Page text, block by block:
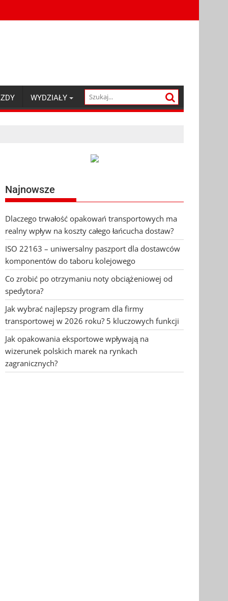
WYDZIAŁY
Najnowsze
Dlaczego trwałość opakowań transportowych ma
realny wpływ na koszty całego łańcucha dostaw?
ISO 22163 – uniwersalny paszport dla dostawców
komponentów do taboru kolejowego
Co zrobić po otrzymaniu noty obciążeniowej od
spedytora?
Jak wybrać najlepszy program dla firmy
transportowej w 2026 roku? 5 kluczowych funkcji
Jak opakowania eksportowe wpływają na
wizerunek polskich marek na rynkach
zagranicznych?